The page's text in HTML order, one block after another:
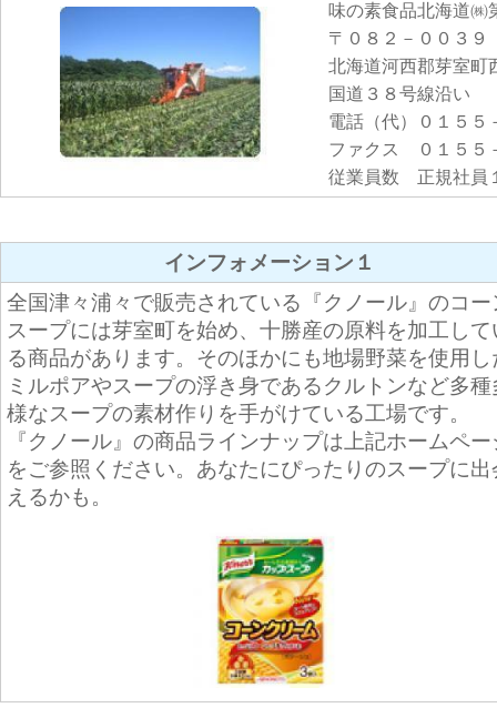
味の素食品北海道㈱
〒０８２－００３９
北海道河西郡芽室町
国道３８号線沿い
電話（代）０１５５
ファクス ０１５５
従業員数 正規社員
インフォメーション１
全国津々浦々で販売されている『クノール』のコー
スープには芽室町を始め、十勝産の原料を加工して
る商品があります。そのほかにも地場野菜を使用し
ミルポアやスープの浮き身であるクルトンなど多種
様なスープの素材作りを手がけている工場です。
『クノール』の商品ラインナップは上記ホームペー
をご参照ください。あなたにぴったりのスープに出
えるかも。